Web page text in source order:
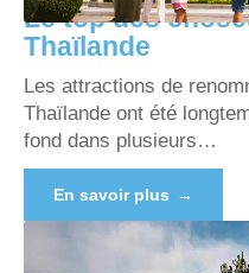
Le top des
Thaïlande
Les attractions de
Thaïlande ont été
fond dans plusieurs…
En savoir plus